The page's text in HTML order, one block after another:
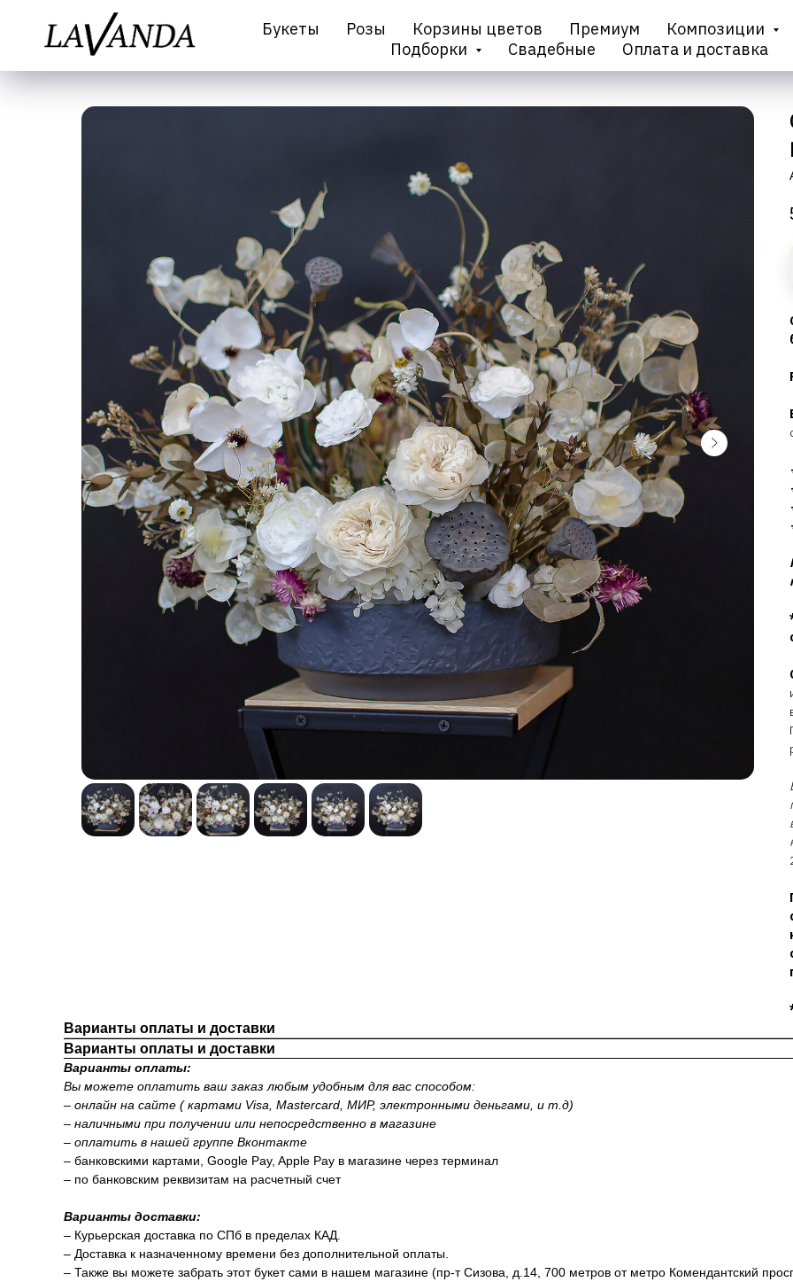
Букеты Розы Корзины цветов Премиум
Композиции
Подборки
Свадебные Оплата и доставка
Варианты оплаты и доставки
Варианты оплаты и доставки
Варианты оплаты:
Вы можете оплатить ваш заказ любым удобным для вас способом:
– онлайн на сайте ( картами Visa, Mastercard, МИР, электронными деньгами, и т.д)
– наличными при получении или непосредственно в магазине
– оплатить в нашей группе Вконтакте
– банковскими картами, Google Pay, Apple Pay в магазине через терминал
– по банковским реквизитам на расчетный счет
Варианты доставки:
– Курьерская доставка по СПб в пределах КАД.
– Доставка к назначенному времени без дополнительной оплаты.
– Также вы можете забрать этот букет сами в нашем магазине (пр-т Сизова, д.14, 700 метров от метро Комендантский